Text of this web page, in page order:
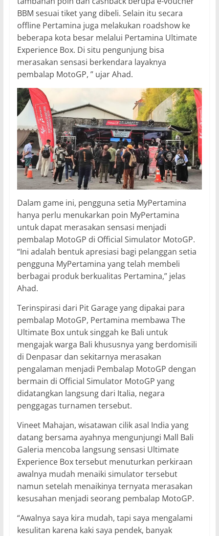
BBM sesuai tiket yang dibeli. Selain itu secara
offline Pertamina juga melakukan roadshow ke
beberapa kota besar melalui Pertamina Ultimate
Experience Box. Di situ pengunjung bisa
merasakan sensasi berkendara layaknya
pembalap MotoGP, ” ujar Ahad.
Dalam game ini, pengguna setia MyPertamina
hanya perlu menukarkan poin MyPertamina
untuk dapat merasakan sensasi menjadi
pembalap MotoGP di Official Simulator MotoGP.
“Ini adalah bentuk apresiasi bagi pelanggan setia
pengguna MyPertamina yang telah membeli
berbagai produk berkualitas Pertamina,” jelas
Ahad.
Terinspirasi dari Pit Garage yang dipakai para
pembalap MotoGP, Pertamina membawa The
Ultimate Box untuk singgah ke Bali untuk
mengajak warga Bali khususnya yang berdomisili
di Denpasar dan sekitarnya merasakan
pengalaman menjadi Pembalap MotoGP dengan
bermain di Official Simulator MotoGP yang
didatangkan langsung dari Italia, negara
penggagas turnamen tersebut.
Vineet Mahajan, wisatawan cilik asal India yang
datang bersama ayahnya mengunjungi Mall Bali
Galeria mencoba langsung sensasi Ultimate
Experience Box tersebut menuturkan perkiraan
awalnya mudah menaiki simulator tersebut
namun setelah menaikinya ternyata merasakan
kesusahan menjadi seorang pembalap MotoGP.
“Awalnya saya kira mudah, tapi saya mengalami
kesulitan karena kaki saya pendek, banyak